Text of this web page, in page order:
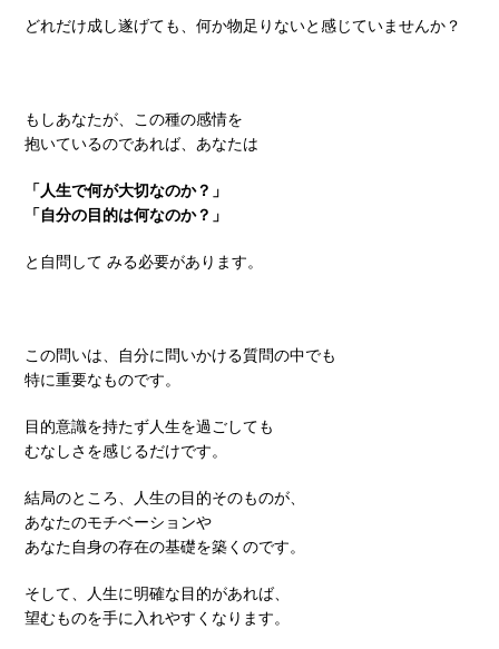
どれだけ成し遂げても、何か物足りないと感じていませんか？
もしあなたが、この種の感情を
抱いているのであれば、あなたは
「人生で何が大切なのか？」
「自分の目的は何なのか？」
と自問して みる必要があります。
この問いは、自分に問いかける質問の中でも
特に重要なものです。
目的意識を持たず人生を過ごしても
むなしさを感じるだけです。
結局のところ、人生の目的そのものが、
あなたのモチベーションや
あなた自身の存在の基礎を築くのです。
そして、人生に明確な目的があれば、
望むものを手に入れやすくなります。